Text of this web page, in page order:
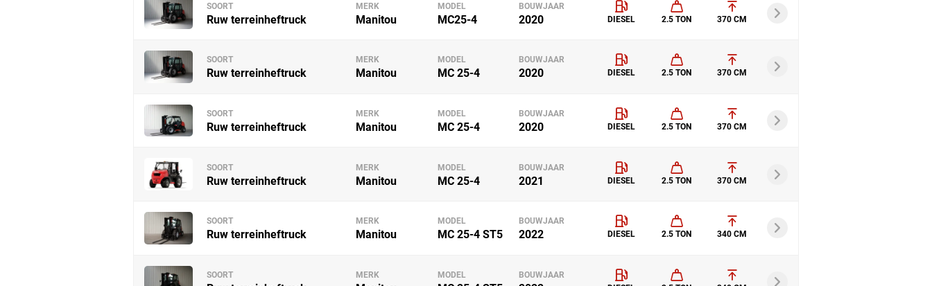
SOORT
Ruw terreinheftruck
MERK
Manitou
MODEL
MC25-4
BOUWJAAR
2020 DIESEL 2.5 TON 370 CM
SOORT
Ruw terreinheftruck
MERK
Manitou
MODEL
MC 25-4
BOUWJAAR
2020 DIESEL 2.5 TON 370 CM
SOORT
Ruw terreinheftruck
MERK
Manitou
MODEL
MC 25-4
BOUWJAAR
2020 DIESEL 2.5 TON 370 CM
SOORT
Ruw terreinheftruck
MERK
Manitou
MODEL
MC 25-4
BOUWJAAR
2021 DIESEL 2.5 TON 370 CM
SOORT
Ruw terreinheftruck
MERK
Manitou
MODEL
MC 25-4 ST5
BOUWJAAR
2022 DIESEL 2.5 TON 340 CM
SOORT MERK MODEL BOUWJAAR